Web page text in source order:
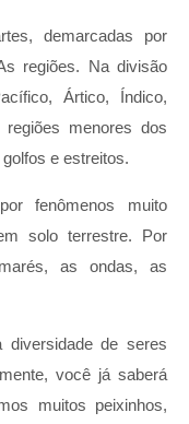
demarcadas por
regiões. Na divisão
Ártico, Índico,
menores dos
e estreitos.
fenômenos muito
solo terrestre. Por
as ondas, as
de seres
você já saberá
muitos peixinhos,